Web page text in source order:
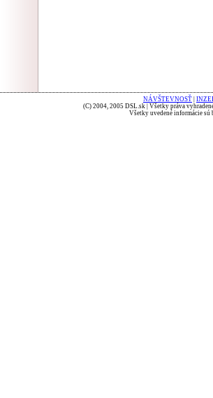
NÁVŠTEVNOSŤ
(C) 2004, 2005 DSL.sk | Všetky práva
Všetky uvedené informácie sú